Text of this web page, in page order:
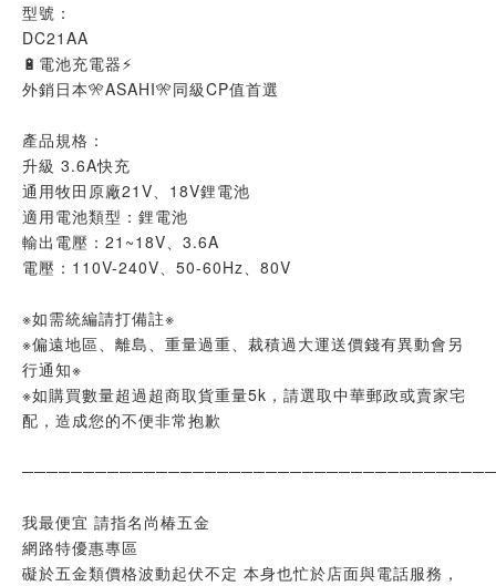
型號：
DC21AA
🔋電池充電器⚡
外銷日本🎌ASAHI🎌同級CP值首選
產品規格：
升級 3.6A快充
通用牧田原廠21V、18V鋰電池
適用電池類型：鋰電池
輸出電壓：21~18V、3.6A
電壓：110V-240V、50-60Hz、80V
※如需統編請打備註※
※偏遠地區、離島、重量過重、裁積過大運送價錢有異動會另
行通知※
※如購買數量超過超商取貨重量5k，請選取中華郵政或賣家宅
配，造成您的不便非常抱歉
我最便宜 請指名尚椿五金
網路特優惠專區
礙於五金類價格波動起伏不定 本身也忙於店面與電話服務，